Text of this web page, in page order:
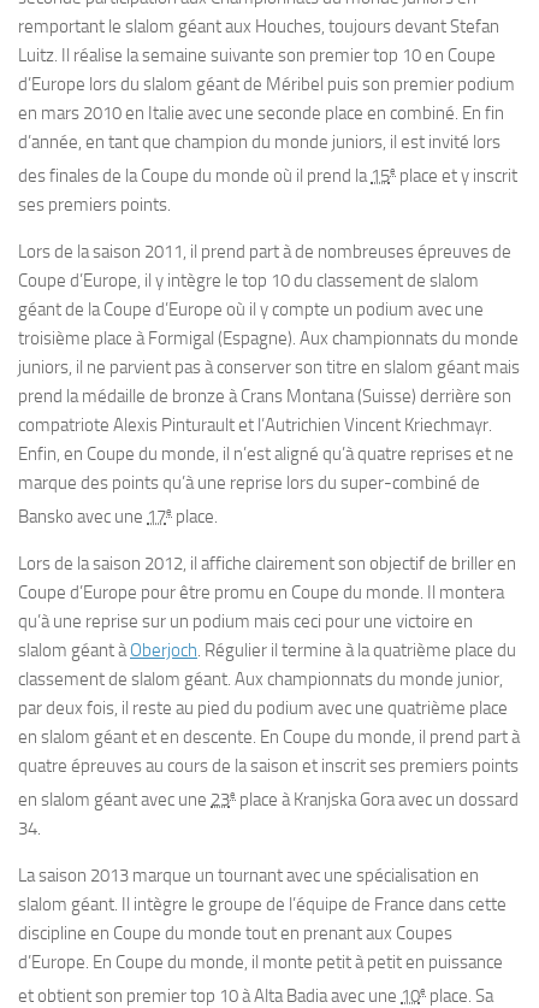
remportant le slalom géant aux Houches, toujours devant Stefan
Luitz. Il réalise la semaine suivante son premier top 10 en Coupe
d’Europe lors du slalom géant de Méribel puis son premier podium
en mars 2010 en Italie avec une seconde place en combiné. En fin
d’année, en tant que champion du monde juniors, il est invité lors
des finales de la Coupe du monde où il prend la 15e place et y inscrit
ses premiers points.
Lors de la saison 2011, il prend part à de nombreuses épreuves de
Coupe d’Europe, il y intègre le top 10 du classement de slalom
géant de la Coupe d’Europe où il y compte un podium avec une
troisième place à Formigal (Espagne). Aux championnats du monde
juniors, il ne parvient pas à conserver son titre en slalom géant mais
prend la médaille de bronze à Crans Montana (Suisse) derrière son
compatriote Alexis Pinturault et l’Autrichien Vincent Kriechmayr.
Enfin, en Coupe du monde, il n’est aligné qu’à quatre reprises et ne
marque des points qu’à une reprise lors du super-combiné de
Bansko avec une 17e place.
Lors de la saison 2012, il affiche clairement son objectif de briller en
Coupe d’Europe pour être promu en Coupe du monde. Il montera
qu’à une reprise sur un podium mais ceci pour une victoire en
slalom géant àOberjoch. Régulier il termine à la quatrième place du
classement de slalom géant. Aux championnats du monde junior,
par deux fois, il reste au pied du podium avec une quatrième place
en slalom géant et en descente. En Coupe du monde, il prend part à
quatre épreuves au cours de la saison et inscrit ses premiers points
en slalom géant avec une 23e place à Kranjska Gora avec un dossard
34.
La saison 2013 marque un tournant avec une spécialisation en
slalom géant. Il intègre le groupe de l’équipe de France dans cette
discipline en Coupe du monde tout en prenant aux Coupes
d’Europe. En Coupe du monde, il monte petit à petit en puissance
et obtient son premier top 10 à Alta Badia avec une 10e place. Sa